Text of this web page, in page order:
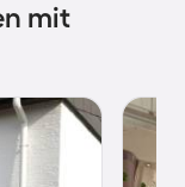
mit